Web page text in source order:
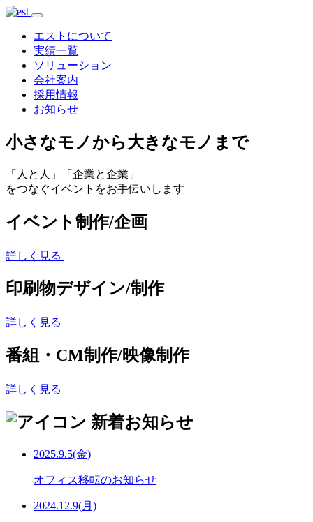
エストについて
実績一覧
ソリューション
会社案内
採用情報
お知らせ
小さなモノから大きなモノまで
「人と人」
「企業と企業」
をつなぐイベントをお手伝いします
イベント制作/企画
詳しく見る
印刷物デザイン/制作
詳しく見る
番組・CM制作/映像制作
詳しく見る
新着お知らせ
2025.9.5(金)
オフィス移転のお知らせ
2024.12.9(月)